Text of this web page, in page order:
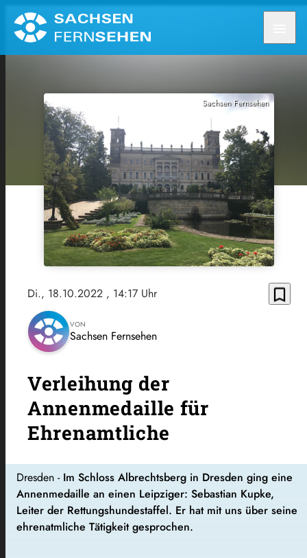
Sachsen Fernsehen
Di., 18.10.2022 , 14:17 Uhr bookmark_border
VON
Sachsen Fernsehen
Verleihung der
Annenmedaille für
Ehrenamtliche
Dresden - Im Schloss Albrechtsberg in Dresden ging eine
Annenmedaille an einen Leipziger: Sebastian Kupke,
Leiter der Rettungshundestaffel. Er hat mit uns über seine
ehrenatmliche Tätigkeit gesprochen.